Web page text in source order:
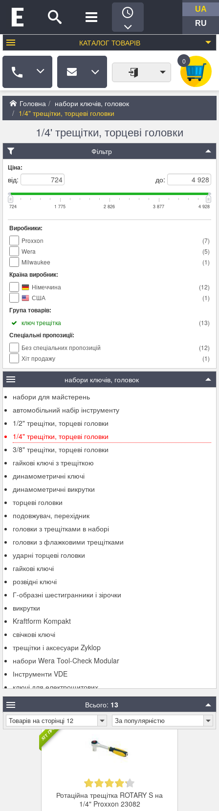
UA
RU
КАТАЛОГ ТОВАРІВ
0
Головна
набори ключів, головок
1/4" трещітки, торцеві головки
1/4' трещітки, торцеві головки
Фільтр
Ціна:
від: до:
724 1 775 2 826 3 877 4 928
Виробники:
(7)
Proxxon
(5)
Wera
(1)
Milwaukee
Країна виробник:
(12)
Німеччина
(1)
США
Група товарів:
(13)
ключ трещітка
Спеціальні пропозиції:
(12)
Без спеціальних пропозицій
(1)
Хіт продажу
набори ключів, головок
набори для майстерень
автомобільний набір інструменту
1/2" трещітки, торцеві головки
1/4" трещітки, торцеві головки
3/8" трещітки, торцеві головки
гайкові ключі з трещіткою
динамометричні ключі
динамометричні викрутки
торцеві головки
подовжувач, перехідник
головки з трещітками в наборі
головки з флажковими трещітками
ударні торцеві головки
гайкові ключі
розвідні ключі
Г-образні шестигранники і зірочки
викрутки
Kraftform Kompakt
свічкові ключі
трещітки і аксесуари Zyklop
набори Wera Tool-Check Modular
Інструменти VDE
ключі для електрощитових
набір біт
Wera 2go (система підсумків)
Всього: 13
Товарів на сторінці 12 За популярністю
ХІТ ПРОДАЖУ
Ротаційна трещітка ROTARY S на
1/4" Proxxon 23082